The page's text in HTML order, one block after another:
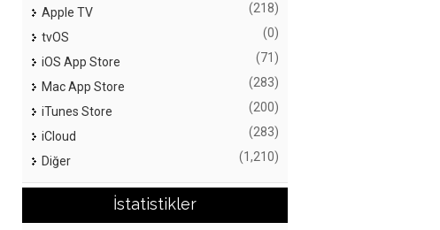
Apple TV (218)
tvOS (0)
iOS App Store (71)
Mac App Store (283)
iTunes Store (200)
iCloud (283)
Diğer (1,210)
İstatistikler